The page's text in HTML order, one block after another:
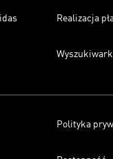
Realizacja
Polityka